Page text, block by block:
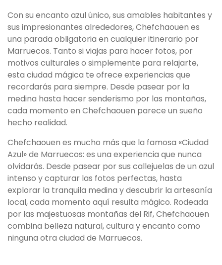
Con su encanto azul único, sus amables habitantes y
sus impresionantes alrededores, Chefchaouen es
una parada obligatoria en cualquier itinerario por
Marruecos. Tanto si viajas para hacer fotos, por
motivos culturales o simplemente para relajarte,
esta ciudad mágica te ofrece experiencias que
recordarás para siempre. Desde pasear por la
medina hasta hacer senderismo por las montañas,
cada momento en Chefchaouen parece un sueño
hecho realidad.
Chefchaouen es mucho más que la famosa «Ciudad
Azul» de Marruecos: es una experiencia que nunca
olvidarás. Desde pasear por sus callejuelas de un azul
intenso y capturar las fotos perfectas, hasta
explorar la tranquila medina y descubrir la artesanía
local, cada momento aquí resulta mágico. Rodeada
por las majestuosas montañas del Rif, Chefchaouen
combina belleza natural, cultura y encanto como
ninguna otra ciudad de Marruecos.